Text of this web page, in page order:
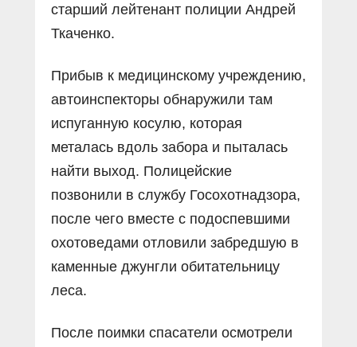
старший лейтенант полиции Андрей
Ткаченко.
Прибыв к медицинскому учреждению,
автоинспекторы обнаружили там
испуганную косулю, которая
металась вдоль забора и пыталась
найти выход. Полицейские
позвонили в службу Госохотнадзора,
после чего вместе с подоспевшими
охотоведами отловили забредшую в
каменные джунгли обитательницу
леса.
После поимки спасатели осмотрели